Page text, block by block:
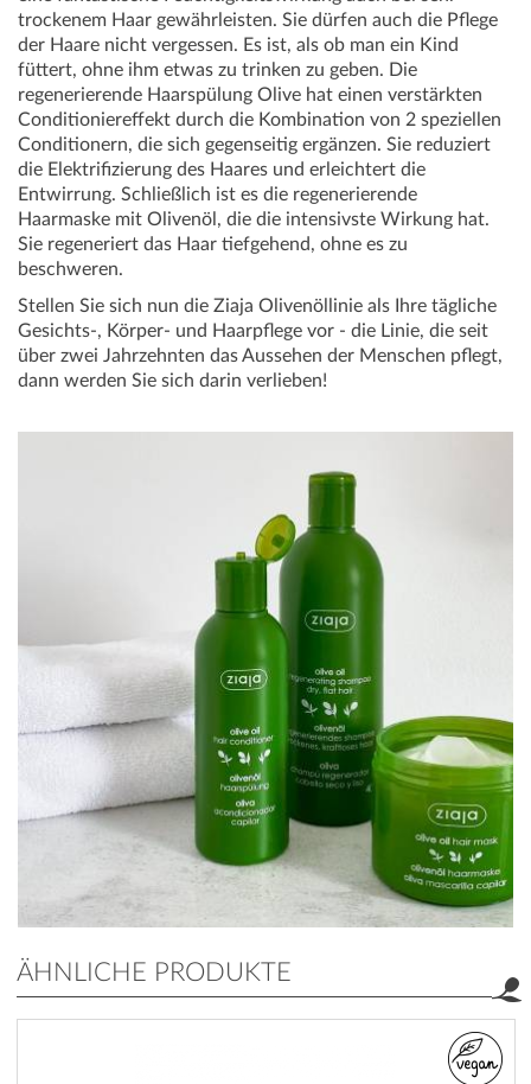
trockenem Haar gewährleisten. Sie dürfen auch die Pflege
der Haare nicht vergessen. Es ist, als ob man ein Kind
füttert, ohne ihm etwas zu trinken zu geben. Die
regenerierende Haarspülung Olive hat einen verstärkten
Conditioniereffekt durch die Kombination von 2 speziellen
Conditionern, die sich gegenseitig ergänzen. Sie reduziert
die Elektrifizierung des Haares und erleichtert die
Entwirrung. Schließlich ist es die regenerierende
Haarmaske mit Olivenöl, die die intensivste Wirkung hat.
Sie regeneriert das Haar tiefgehend, ohne es zu
beschweren.
Stellen Sie sich nun die Ziaja Olivenöllinie als Ihre tägliche
Gesichts-, Körper- und Haarpflege vor - die Linie, die seit
über zwei Jahrzehnten das Aussehen der Menschen pflegt,
dann werden Sie sich darin verlieben!
ÄHNLICHE PRODUKTE